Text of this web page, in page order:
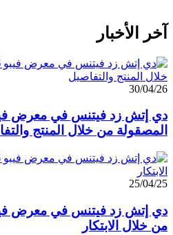
آخر الأخبار
30/04/26
المصقولة من خلال المنتج
25/04/25
من خلال الابتكار